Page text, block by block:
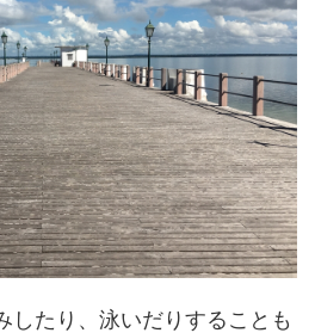
したり、泳いだりすることも